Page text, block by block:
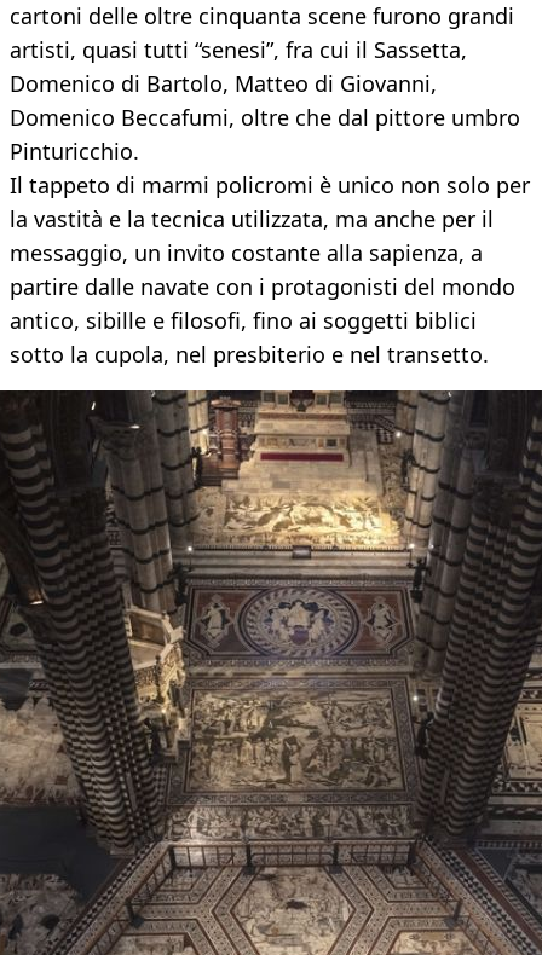
cartoni delle oltre cinquanta scene furono grandi
artisti, quasi tutti “senesi”, fra cui il Sassetta,
Domenico di Bartolo, Matteo di Giovanni,
Domenico Beccafumi, oltre che dal pittore umbro
Pinturicchio.
Il tappeto di marmi policromi è unico non solo per
la vastità e la tecnica utilizzata, ma anche per il
messaggio, un invito costante alla sapienza, a
partire dalle navate con i protagonisti del mondo
antico, sibille e filosofi, fino ai soggetti biblici
sotto la cupola, nel presbiterio e nel transetto.